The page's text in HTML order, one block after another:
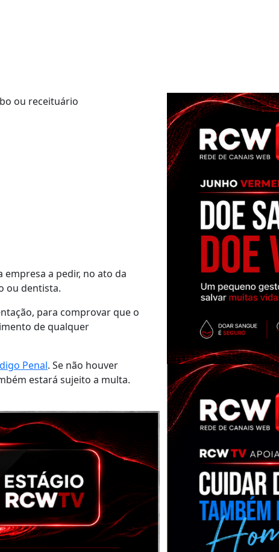
a pedir, no ato da
ou dentista.
para comprovar que o
de qualquer
Penal. Se não houver
estará sujeito a multa.